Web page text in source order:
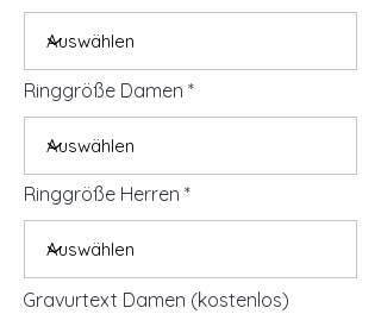
Ringgröße Damen
Ringgröße Herren
Gravurtext Damen (kostenlos)